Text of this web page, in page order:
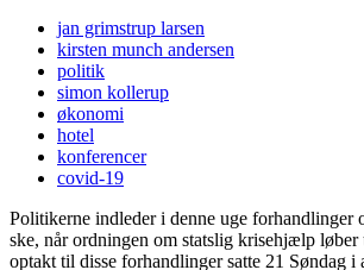
jan grimstrup larsen
kirsten munch andersen
politik
simon kollerup
økonomi
hotel
konferencer
covid-19
Politikerne indleder i denne uge forhandlinger
ske, når ordningen om statslig krisehjælp
optakt til disse forhandlinger satte 21 Søndag i